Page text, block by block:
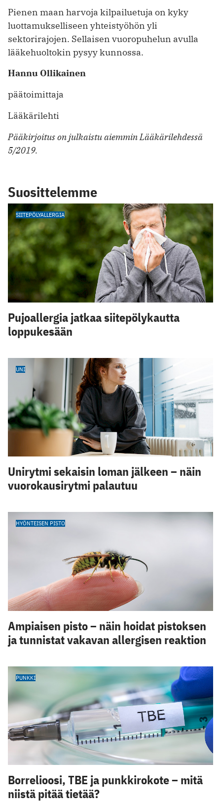
Pienen maan harvoja kilpailuetuja on kyky
luottamukselliseen yhteistyöhön yli
sektorirajojen. Sellaisen vuoropuhelun avulla
lääkehuoltokin pysyy kunnossa.
Hannu Ollikainen
päätoimittaja
Lääkärilehti
Pääkirjoitus on julkaistu aiemmin Lääkärilehdessä
5/2019.
Suosittelemme
SIITEPÖLYALLERGIA
Pujoallergia jatkaa siitepölykautta
loppukesään
UNI
Unirytmi sekaisin loman jälkeen – näin
vuorokausirytmi palautuu
HYÖNTEISEN PISTO
Ampiaisen pisto – näin hoidat pistoksen
ja tunnistat vakavan allergisen reaktion
PUNKKI
Borrelioosi, TBE ja punkkirokote – mitä
niistä pitää tietää?